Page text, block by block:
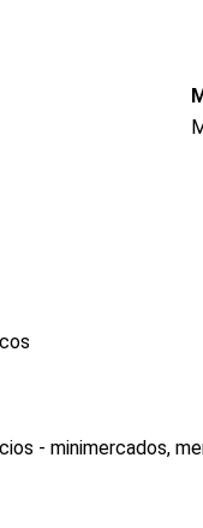
- minimercados,